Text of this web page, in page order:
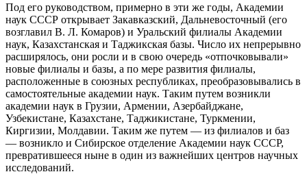
Под его руководством, примерно в эти же годы, Академии
наук СССР открывает Закавказский, Дальневосточный (его
возглавил В. Л. Комаров) и Уральский филиалы Академии
наук, Казахстанская и Таджикская базы. Число их непрерывно
расширялось, они росли и в свою очередь «отпочковывали»
новые филиалы и базы, а по мере развития филиалы,
расположенные в союзных республиках, преобразовывались в
самостоятельные академии наук. Таким путем возникли
академии наук в Грузии, Армении, Азербайджане,
Узбекистане, Казахстане, Таджикистане, Туркмении,
Киргизии, Молдавии. Таким же путем — из филиалов и баз
— возникло и Сибирское отделение Академии наук СССР,
превратившееся ныне в один из важнейших центров научных
исследований.